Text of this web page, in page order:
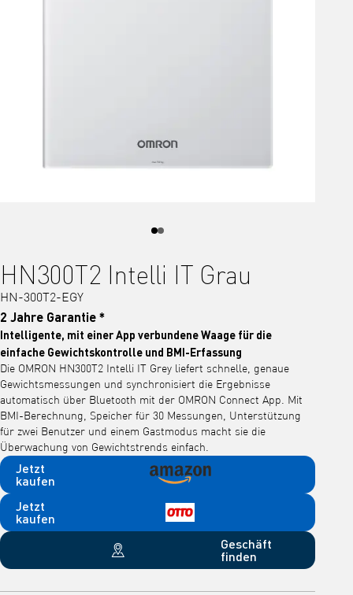
HN300T2 Intelli IT Grau
HN-300T2-EGY
2 Jahre Garantie *
Intelligente, mit einer App verbundene Waage für die
einfache Gewichtskontrolle und BMI-Erfassung
Die OMRON HN300T2 Intelli IT Grey liefert schnelle, genaue
Gewichtsmessungen und synchronisiert die Ergebnisse
automatisch über Bluetooth mit der OMRON Connect App. Mit
BMI-Berechnung, Speicher für 30 Messungen, Unterstützung
für zwei Benutzer und einem Gastmodus macht sie die
Überwachung von Gewichtstrends einfach.
Jetzt
kaufen
Jetzt
kaufen
Geschäft
finden